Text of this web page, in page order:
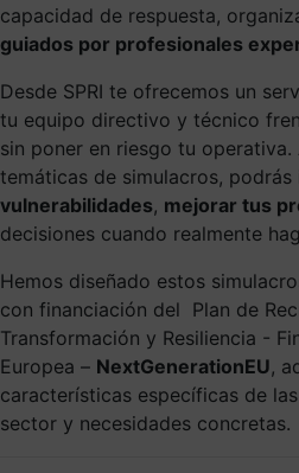
capacidad de respuesta,
guiados por profesionales
Desde SPRI te ofrecemos un
tu equipo directivo y técnico
sin poner en riesgo tu
temáticas de simulacros, podrás
vulnerabilidades, mejorar tus
decisiones cuando realmente
Hemos diseñado estos
con financiación del Plan de
Transformación y Resiliencia -
Europea – NextGenerationEU,
características específicas de
sector y necesidades concretas.